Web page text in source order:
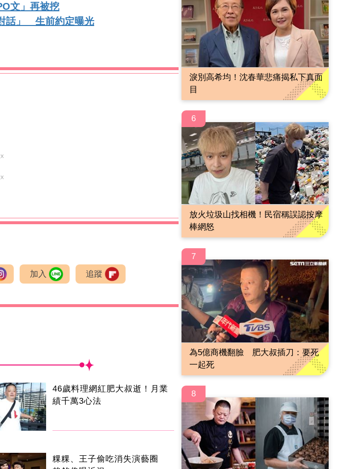
文」再被挖
話」 生前約定曝光
加入 追蹤
46歲料理網紅肥大叔逝！月業
績千萬3心法
粿粿、王子偷吃消失演藝圈
淚別高希均！沈春華悲痛揭私下真面
目
6
放火垃圾山找相機！民宿稱誤認按摩
棒網怒
7
為5億商機翻臉 肥大叔插刀：要死
一起死
8